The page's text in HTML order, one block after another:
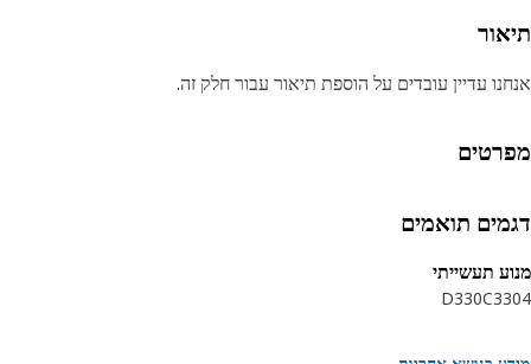
עדיין עובדים על הוספת תיאור עבור חלק זה.
תואמים
תעשייתי
D330C